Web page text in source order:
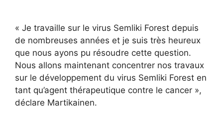
« Je travaille sur le virus Semliki Forest depuis
de nombreuses années et je suis très heureux
que nous ayons pu résoudre cette question.
Nous allons maintenant concentrer nos travaux
sur le développement du virus Semliki Forest en
tant qu’agent thérapeutique contre le cancer »,
déclare Martikainen.